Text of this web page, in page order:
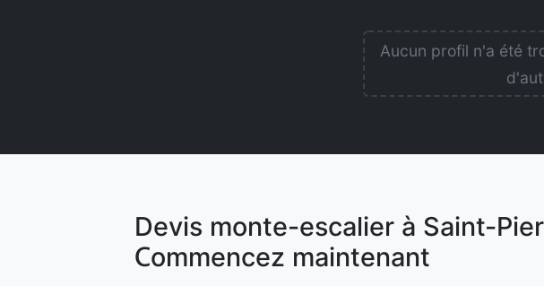
Aucun profil n'a été
Devis monte-escalier à Saint-
Commencez maintenant